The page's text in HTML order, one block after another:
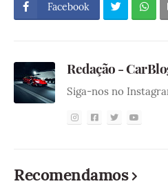
Facebook
Redação -
Siga-nos no
Recomendamos